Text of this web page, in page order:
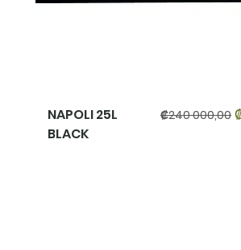
NAPOLI 25L
BLACK
Precio
₡240 000,00